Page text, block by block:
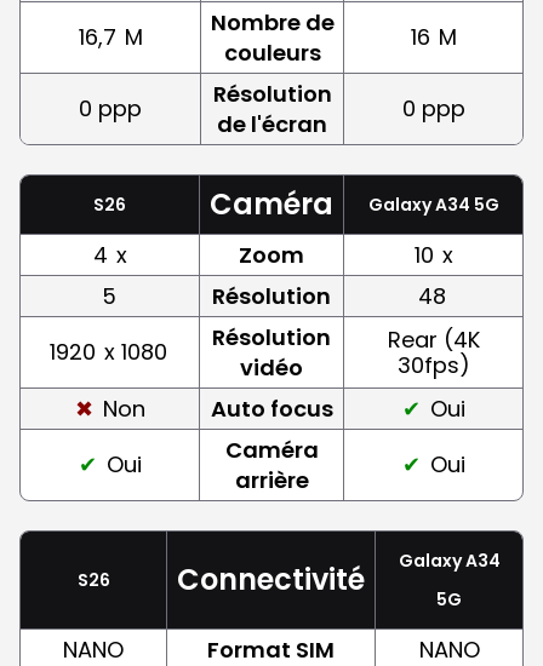
16,7 M
Nombre de
couleurs
16 M
0 ppp
Résolution
de l'écran
0 ppp
S26 Caméra Galaxy A34 5G
4 x Zoom 10 x
5
Résolution
48
1920 x 1080
Résolution
vidéo
Rear (4K
30fps)
Non
Auto focus
Oui
Oui
Caméra
arrière
Oui
S26 Connectivité
Galaxy A34
5G
NANO Format SIM
NANO